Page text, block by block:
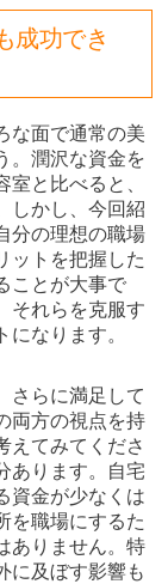
成功でき
な面で通常の美
。潤沢な資金を
と比べると、
しかし、今回紹
分の理想の職場
ットを把握した
ことが大事で
それらを克服す
なります。
さらに満足して
両方の視点を持
えてみてくださ
あります。自宅
資金が少なくは
を職場にするた
ありません。特
に及ぼす影響も